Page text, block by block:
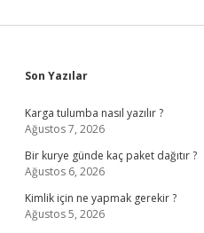
Sidebar
Son Yazılar
Karga tulumba nasıl yazılır ?
Ağustos 7, 2026
Bir kurye günde kaç paket dağıtır ?
Ağustos 6, 2026
Kimlik için ne yapmak gerekir ?
Ağustos 5, 2026